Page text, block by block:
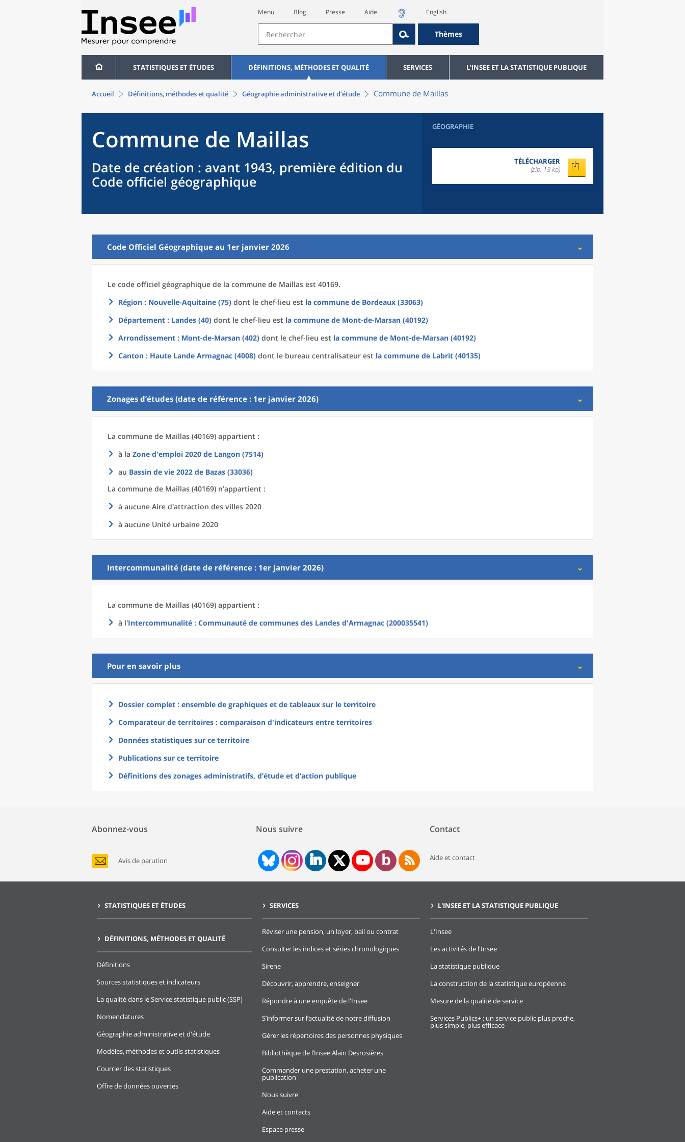
Menu Blog Presse Aide English
Thèmes
STATISTIQUES ET ÉTUDES DÉFINITIONS, MÉTHODES ET QUALITÉ SERVICES L'INSEE ET LA STATISTIQUE PUBLIQUE
Accueil Définitions, méthodes et qualité Géographie administrative et d’étude Commune de Maillas
Commune de Maillas
Date de création : avant 1943, première édition du
Code officiel géographique
GÉOGRAPHIE
TÉLÉCHARGER
(zip, 13 ko)
Code Officiel Géographique au 1er janvier 2026
Le code officiel géographique de la commune de Maillas est 40169.
Région : Nouvelle-Aquitaine (75) dont le chef-lieu est la commune de Bordeaux (33063)
Département : Landes (40) dont le chef-lieu est la commune de Mont-de-Marsan (40192)
Arrondissement : Mont-de-Marsan (402) dont le chef-lieu est la commune de Mont-de-Marsan (40192)
Canton : Haute Lande Armagnac (4008) dont le bureau centralisateur est la commune de Labrit (40135)
Zonages d’études (date de référence : 1er janvier 2026)
La commune de Maillas (40169) appartient :
à la Zone d'emploi 2020 de Langon (7514)
au Bassin de vie 2022 de Bazas (33036)
La commune de Maillas (40169) n’appartient :
à aucune Aire d'attraction des villes 2020
à aucune Unité urbaine 2020
Intercommunalité (date de référence : 1er janvier 2026)
La commune de Maillas (40169) appartient :
à l'Intercommunalité : Communauté de communes des Landes d'Armagnac (200035541)
Pour en savoir plus
Dossier complet : ensemble de graphiques et de tableaux sur le territoire
Comparateur de territoires : comparaison d'indicateurs entre territoires
Données statistiques sur ce territoire
Publications sur ce territoire
Définitions des zonages administratifs, d’étude et d’action publique
Abonnez-vous
Avis de parution
Nous suivre Contact
Aide et contact
STATISTIQUES ET ÉTUDES
DÉFINITIONS, MÉTHODES ET QUALITÉ
Définitions
Sources statistiques et indicateurs
La qualité dans le Service statistique public (SSP)
Nomenclatures
Géographie administrative et d'étude
Modèles, méthodes et outils statistiques
Courrier des statistiques
Offre de données ouvertes
SERVICES
Réviser une pension, un loyer, bail ou contrat
Consulter les indices et séries chronologiques
Sirene
Découvrir, apprendre, enseigner
Répondre à une enquête de l'Insee
S’informer sur l’actualité de notre diffusion
Gérer les répertoires des personnes physiques
Bibliothèque de l’Insee Alain Desrosières
Commander une prestation, acheter une
publication
Nous suivre
Aide et contacts
Espace presse
L'INSEE ET LA STATISTIQUE PUBLIQUE
L'Insee
Les activités de l'Insee
La statistique publique
La construction de la statistique européenne
Mesure de la qualité de service
Services Publics+ : un service public plus proche,
plus simple, plus efficace